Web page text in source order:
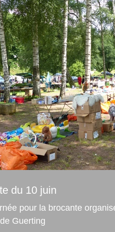
du 10 juin
pour la brocante
Guerting